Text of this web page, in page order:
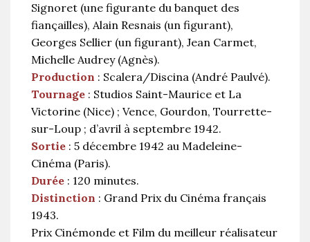
Signoret (une figurante du banquet des
fiançailles), Alain Resnais (un figurant),
Georges Sellier (un figurant), Jean Carmet,
Michelle Audrey (Agnès).
Production : Scalera/Discina (André Paulvé).
Tournage : Studios Saint-Maurice et La
Victorine (Nice) ; Vence, Gourdon, Tourrette-
sur-Loup ; d’avril à septembre 1942.
Sortie : 5 décembre 1942 au Made­leine-
Cinéma (Paris).
Durée : 120 minutes.
Distinction : Grand Prix du Cinéma français
1943.
Prix Cinémonde et Film du meilleur réalisateur